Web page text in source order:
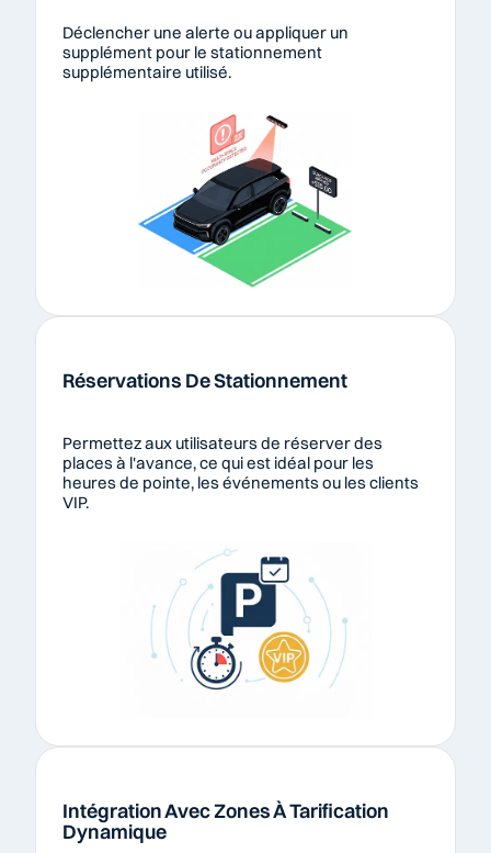
Déclencher une alerte ou appliquer un
supplément pour le stationnement
supplémentaire utilisé.
Réservations De Stationnement
Permettez aux utilisateurs de réserver des
places à l'avance, ce qui est idéal pour les
heures de pointe, les événements ou les clients
VIP.
Intégration Avec Zones À Tarification
Dynamique